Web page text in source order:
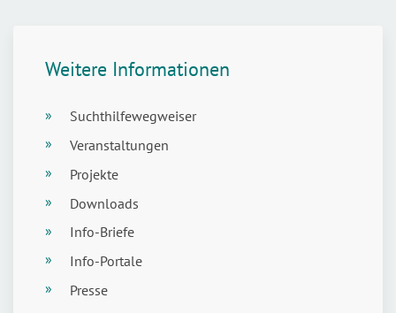
Weitere Informationen
Suchthilfewegweiser
Veranstaltungen
Projekte
Downloads
Info-Briefe
Info-Portale
Presse